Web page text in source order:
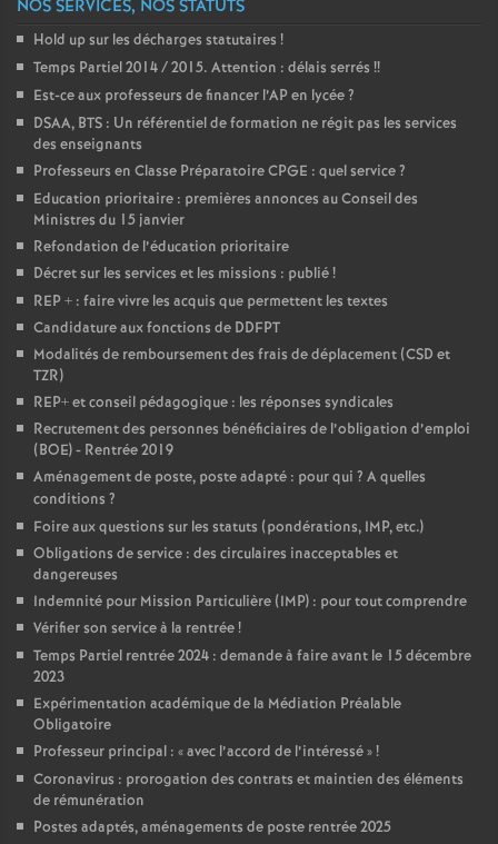
r
s
NOS SERVICES, NOS STATUTS
Hold up sur les décharges statutaires !
Temps Partiel 2014 / 2015. Attention : délais serrés !!
Est-ce aux professeurs de financer l’AP en lycée?
DSAA, BTS : Un référentiel de formation ne régit pas les services
des enseignants
Professeurs en Classe Préparatoire CPGE : quel service?
Education prioritaire : premières annonces au Conseil des
Ministres du 15 janvier
Refondation de l’éducation prioritaire
Décret sur les services et les missions : publié!
REP + : faire vivre les acquis que permettent les textes
Candidature aux fonctions de DDFPT
Modalités de remboursement des frais de déplacement (CSD et
TZR)
REP+ et conseil pédagogique : les réponses syndicales
Recrutement des personnes bénéficiaires de l’obligation d’emploi
(BOE) - Rentrée 2019
Aménagement de poste, poste adapté : pour qui ? A quelles
conditions ?
Foire aux questions sur les statuts (pondérations, IMP, etc.)
Obligations de service : des circulaires inacceptables et
dangereuses
Indemnité pour Mission Particulière (IMP) : pour tout comprendre
Vérifier son service à la rentrée!
Temps Partiel rentrée 2024 : demande à faire avant le 15 décembre
2023
Expérimentation académique de la Médiation Préalable
Obligatoire
Professeur principal : «avec l’accord de l’intéressé»!
Coronavirus : prorogation des contrats et maintien des éléments
de rémunération
Postes adaptés, aménagements de poste rentrée 2025